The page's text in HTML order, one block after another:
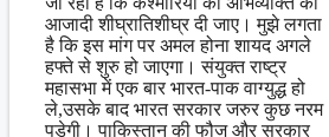
आजादी शीघ्रातिशीघ्र दी जाए। मुझे लगता
है कि इस मांग पर अमल होना शायद अगले
हफ्ते से शुरु हो जाएगा। संयुक्त राष्ट्र
महासभा में एक बार भारत-पाक वाग्युद्ध हो
ले,उसके बाद भारत सरकार जरुर कुछ नरम
पड़ेगी। पाकिस्तान की फौज और सरकार